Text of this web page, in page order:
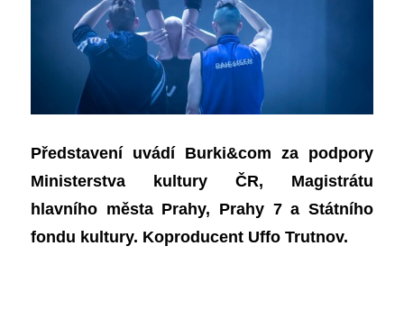
Představení uvádí Burki&com za podpory
Ministerstva kultury ČR, Magistrátu
hlavního města Prahy, Prahy 7 a Státního
fondu kultury. Koproducent Uffo Trutnov.